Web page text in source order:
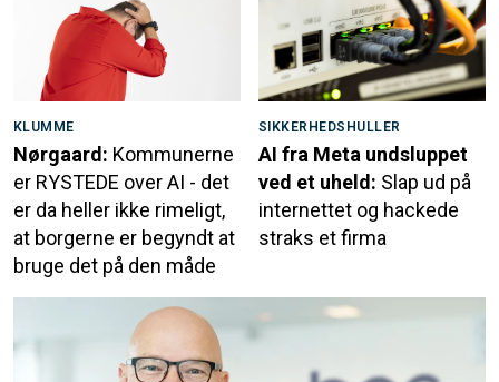
KLUMME
Nørgaard: Kommunerne
er RYSTEDE over AI - det
er da heller ikke rimeligt,
at borgerne er begyndt at
bruge det på den måde
SIKKERHEDSHULLER
AI fra Meta undsluppet
ved et uheld: Slap ud på
internettet og hackede
straks et firma